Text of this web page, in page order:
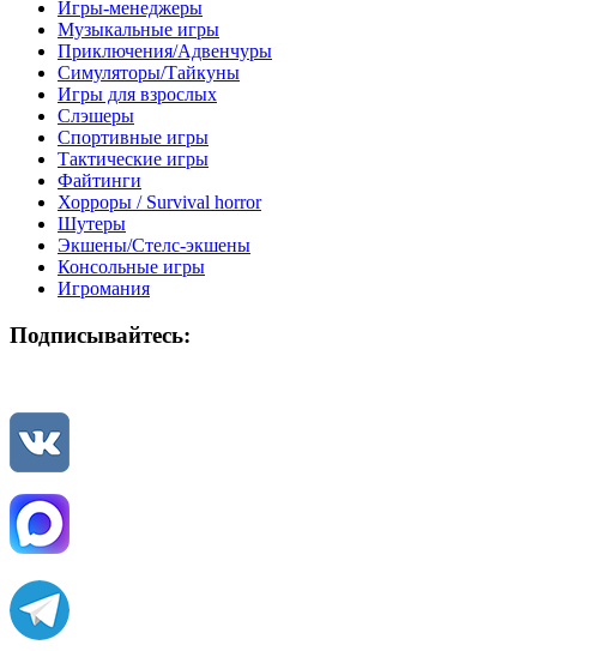
Игры-менеджеры
Музыкальные игры
Приключения/Адвенчуры
Симуляторы/Тайкуны
Игры для взрослых
Слэшеры
Спортивные игры
Тактические игры
Файтинги
Хорроры / Survival horror
Шутеры
Экшены/Стелс-экшены
Консольные игры
Игромания
Подписывайтесь: